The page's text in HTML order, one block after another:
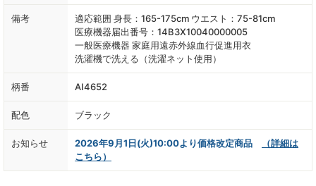
備考
適応範囲 身長：165-175cm ウエスト：75-81cm
医療機器届出番号：14B3X10040000005
一般医療機器 家庭用遠赤外線血行促進用衣
洗濯機で洗える（洗濯ネット使用）
柄番 AI4652
配色 ブラック
お知らせ 2026年9月1日(火)10:00より価格改定商品
（詳細は
こちら）